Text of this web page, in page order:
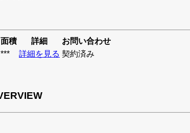
面積 詳細
お問い合わせ
*** 詳細を見る 契約済み